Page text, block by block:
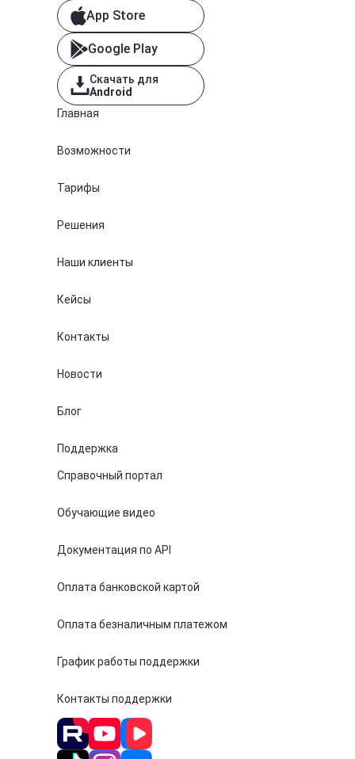
App Store
Google Play
Скачать для
Android
Главная
Возможности
Тарифы
Решения
Наши клиенты
Кейсы
Контакты
Новости
Блог
Поддержка
Справочный портал
Обучающие видео
Документация по API
Оплата банковской картой
Оплата безналичным платежом
График работы поддержки
Контакты поддержки